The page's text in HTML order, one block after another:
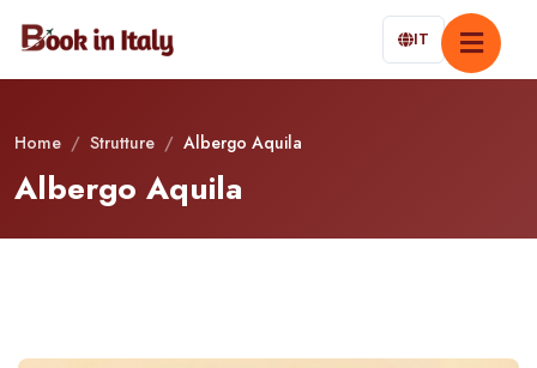
IT
Home / Strutture / Albergo Aquila
Albergo Aquila